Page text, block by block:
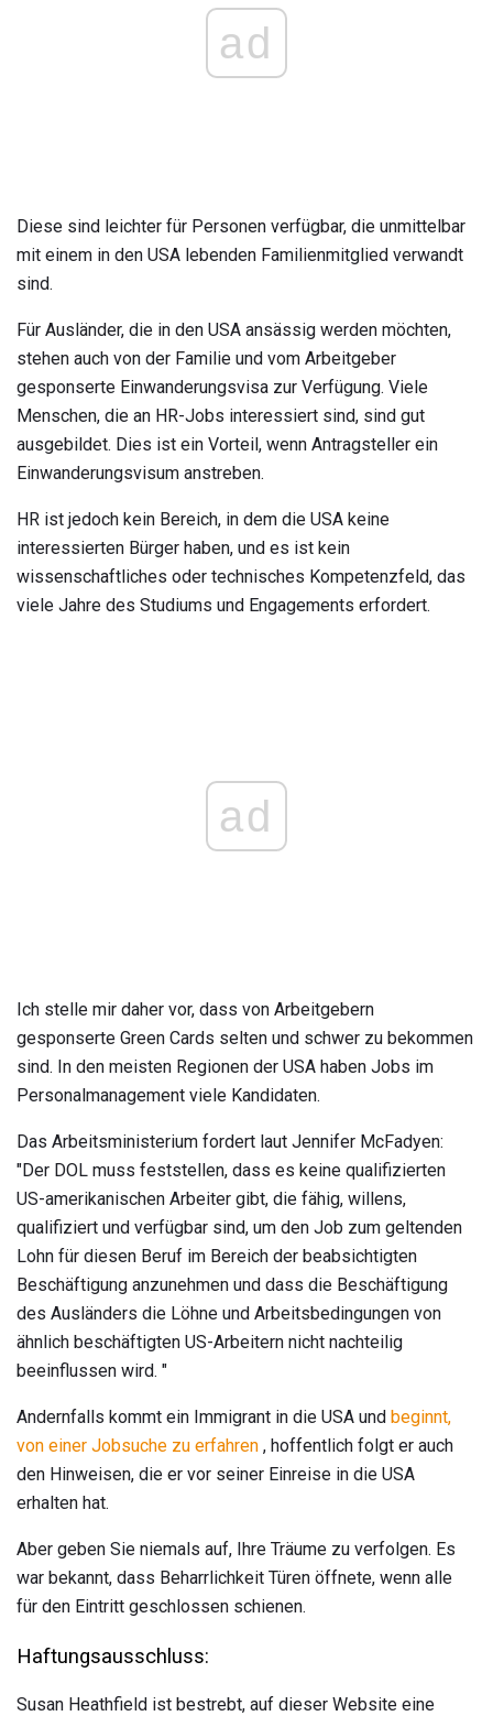
ad
Diese sind leichter für Personen verfügbar, die unmittelbar
mit einem in den USA lebenden Familienmitglied verwandt
sind.
Für Ausländer, die in den USA ansässig werden möchten,
stehen auch von der Familie und vom Arbeitgeber
gesponserte Einwanderungsvisa zur Verfügung. Viele
Menschen, die an HR-Jobs interessiert sind, sind gut
ausgebildet. Dies ist ein Vorteil, wenn Antragsteller ein
Einwanderungsvisum anstreben.
HR ist jedoch kein Bereich, in dem die USA keine
interessierten Bürger haben, und es ist kein
wissenschaftliches oder technisches Kompetenzfeld, das
viele Jahre des Studiums und Engagements erfordert.
ad
Ich stelle mir daher vor, dass von Arbeitgebern
gesponserte Green Cards selten und schwer zu bekommen
sind. In den meisten Regionen der USA haben Jobs im
Personalmanagement viele Kandidaten.
Das Arbeitsministerium fordert laut Jennifer McFadyen:
"Der DOL muss feststellen, dass es keine qualifizierten
US-amerikanischen Arbeiter gibt, die fähig, willens,
qualifiziert und verfügbar sind, um den Job zum geltenden
Lohn für diesen Beruf im Bereich der beabsichtigten
Beschäftigung anzunehmen und dass die Beschäftigung
des Ausländers die Löhne und Arbeitsbedingungen von
ähnlich beschäftigten US-Arbeitern nicht nachteilig
beeinflussen wird. "
Andernfalls kommt ein Immigrant in die USA und beginnt,
von einer Jobsuche zu erfahren , hoffentlich folgt er auch
den Hinweisen, die er vor seiner Einreise in die USA
erhalten hat.
Aber geben Sie niemals auf, Ihre Träume zu verfolgen. Es
war bekannt, dass Beharrlichkeit Türen öffnete, wenn alle
für den Eintritt geschlossen schienen.
Haftungsausschluss:
Susan Heathfield ist bestrebt, auf dieser Website eine